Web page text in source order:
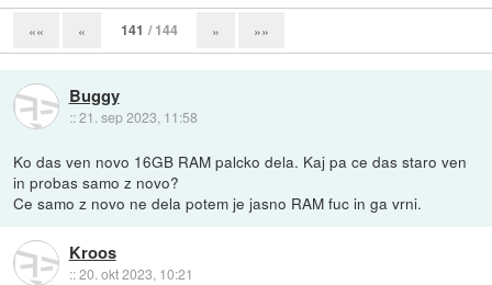
«« « 141 / 144 » »»
Buggy
::21. sep 2023, 11:58
Ko das ven novo 16GB RAM palcko dela. Kaj pa ce das staro ven
in probas samo z novo?
Ce samo z novo ne dela potem je jasno RAM fuc in ga vrni.
Kroos
::20. okt 2023, 10:21